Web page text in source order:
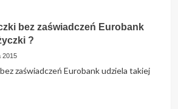
bez zaświadczeń Eurobank
?
2015
zaświadczeń Eurobank udziela takiej